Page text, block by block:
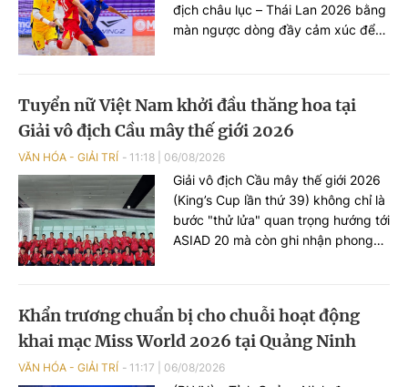
địch châu lục – Thái Lan 2026 bằng
màn ngược dòng đầy cảm xúc để
Tuyển nữ Việt Nam khởi đầu thăng hoa tại
Giải vô địch Cầu mây thế giới 2026
VĂN HÓA - GIẢI TRÍ 11:18 06/08/2026
Giải vô địch Cầu mây thế giới 2026
(King’s Cup lần thứ 39) không chỉ là
bước "thử lửa" quan trọng hướng tới
ASIAD 20 mà còn ghi nhận phong
Khẩn trương chuẩn bị cho chuỗi hoạt động
khai mạc Miss World 2026 tại Quảng Ninh
VĂN HÓA - GIẢI TRÍ 11:17 06/08/2026